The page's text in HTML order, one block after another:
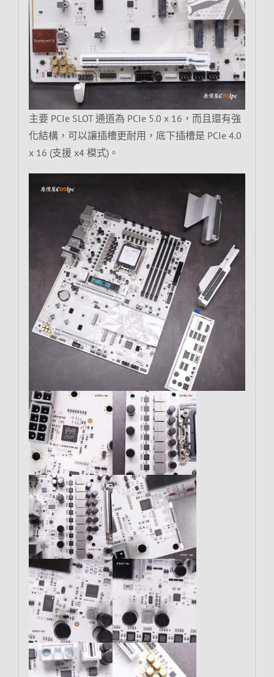
主要 PCIe SLOT 通道為 PCIe 5.0 x 16，而且還有強
化結構，可以讓插槽更耐用，底下插槽是 PCIe 4.0
x 16 (支援 x4 模式)。